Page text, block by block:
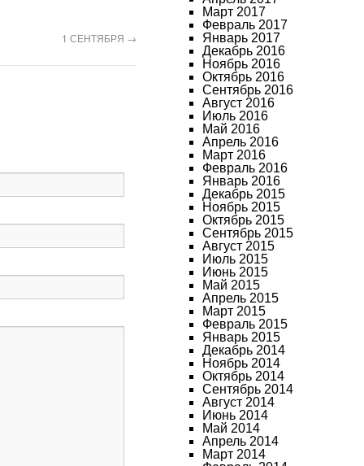
1 СЕНТЯБРЯ →
Март 2017
Февраль 2017
Январь 2017
Декабрь 2016
Ноябрь 2016
Октябрь 2016
Сентябрь 2016
Август 2016
Июль 2016
Май 2016
Апрель 2016
Март 2016
Февраль 2016
Январь 2016
Декабрь 2015
Ноябрь 2015
Октябрь 2015
Сентябрь 2015
Август 2015
Июль 2015
Июнь 2015
Май 2015
Апрель 2015
Март 2015
Февраль 2015
Январь 2015
Декабрь 2014
Ноябрь 2014
Октябрь 2014
Сентябрь 2014
Август 2014
Июнь 2014
Май 2014
Апрель 2014
Март 2014